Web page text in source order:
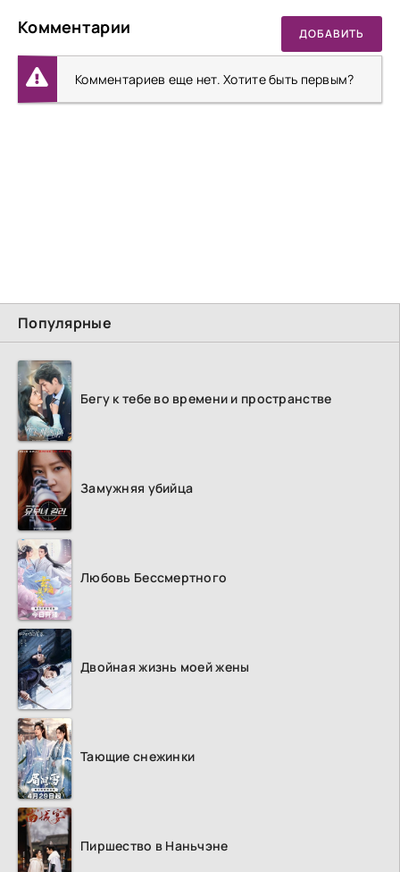
Популярные
Бегу к тебе во времени и пространстве
Замужняя убийца
Любовь Бессмертного
Двойная жизнь моей жены
Тающие снежинки
Пиршество в Наньчэне
Комментарии ДОБАВИТЬ
Комментариев еще нет. Хотите быть первым?